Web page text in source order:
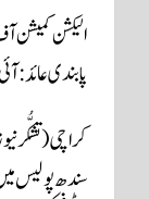
الیکشن کمیشن
پابندی
سندھ پولیس